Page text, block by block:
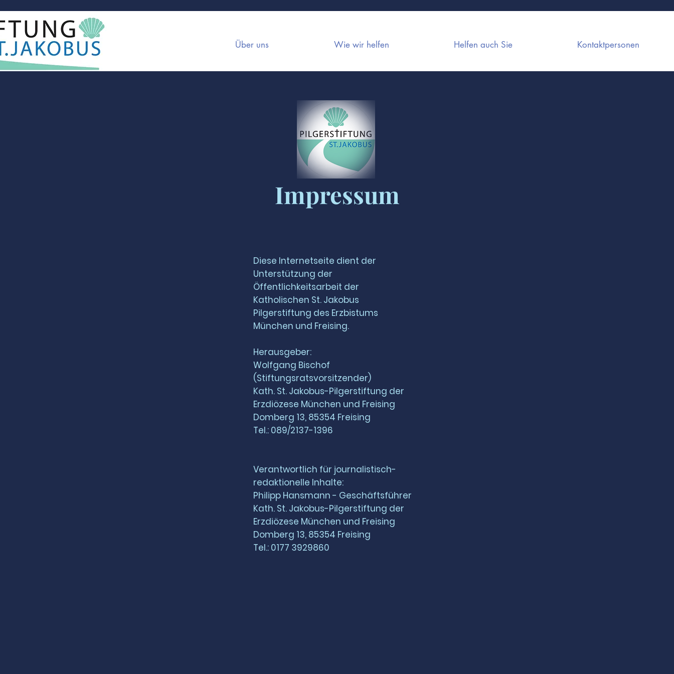
Über uns Wie wir helfen Helfen auch Sie Kontaktpersonen
Impressum
Diese Internetseite dient der
Unterstützung der
Öffentlichkeitsarbeit der
Katholischen St. Jakobus
Pilgerstiftung des Erzbistums
München und Freising.
Herausgeber:
Wolfgang Bischof
(Stiftungsratsvorsitzender)
Kath. St. Jakobus-Pilgerstiftung der
Erzdiözese München und Freising
Domberg 13, 85354 Freising
Tel.: 089/2137-1396
Verantwortlich für journalistisch-
redaktionelle Inhalte:
Philipp Hansmann - Geschäftsführer
Kath. St. Jakobus-Pilgerstiftung der
Erzdiözese München und Freising
Domberg 13, 85354 Freising
Tel.: 0177 3929860